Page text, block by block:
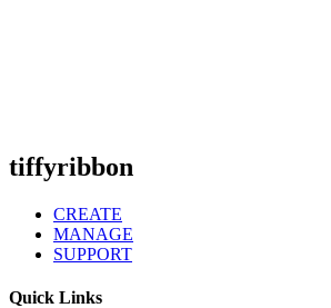
tiffyribbon
CREATE
MANAGE
SUPPORT
Quick Links